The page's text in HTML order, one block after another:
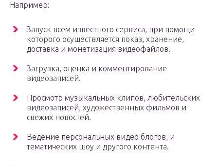
Например:
Запуск всем известного сервиса, при помощи
которого осуществляется показ, хранение,
доставка и монетизация видеофайлов.
Загрузка, оценка и комментирование
видеозаписей.
Просмотр музыкальных клипов, любительских
видеозаписей, художественных фильмов и
свежих новостей.
Ведение персональных видео блогов, и
тематических шоу и другого контента.